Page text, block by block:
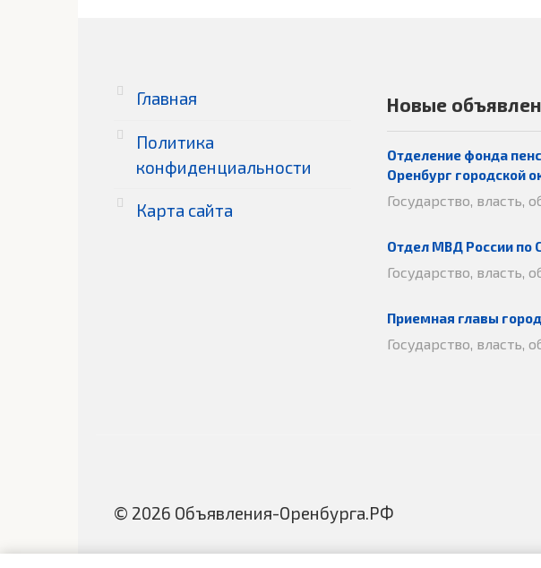
Главная
Политика
конфиденциальности
Карта сайта
Новые
Отделение фонда
Оренбург городской
Государство, власть,
Отдел МВД России по
Государство, власть,
Приемная главы
Государство, власть,
© 2026 Объявления-Оренбурга.РФ